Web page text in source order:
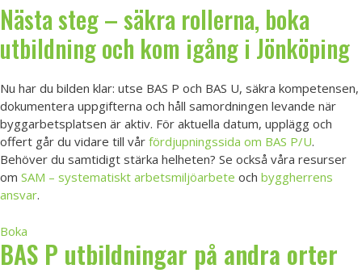
Nästa steg – säkra rollerna, boka
utbildning och kom igång i Jönköping
Nu har du bilden klar: utse BAS P och BAS U, säkra kompetensen,
dokumentera uppgifterna och håll samordningen levande när
byggarbetsplatsen är aktiv. För aktuella datum, upplägg och
offert går du vidare till vår fördjupningssida om BAS P/U.
Behöver du samtidigt stärka helheten? Se också våra resurser
om SAM – systematiskt arbetsmiljöarbete och byggherrens
ansvar.
Boka
BAS P utbildningar på andra orter